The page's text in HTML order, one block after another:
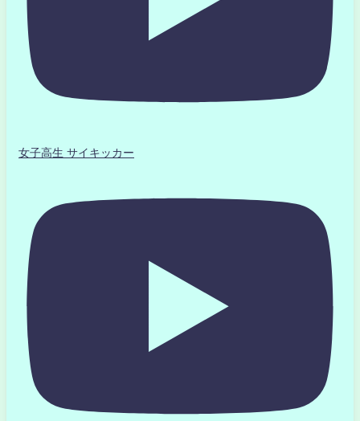
女子高生 サイキッカー